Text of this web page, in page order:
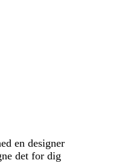
en designer
det for dig